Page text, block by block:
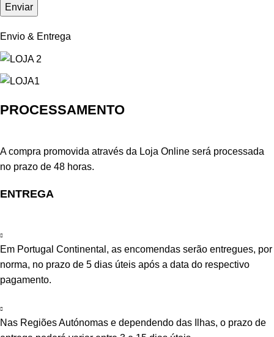
Envio & Entrega
PROCESSAMENTO
A compra promovida através da Loja Online será processada
no prazo de 48 horas.
ENTREGA
Em Portugal Continental, as encomendas serão entregues, por
norma, no prazo de 5 dias úteis após a data do respectivo
pagamento.
Nas Regiões Autónomas e dependendo das Ilhas, o prazo de